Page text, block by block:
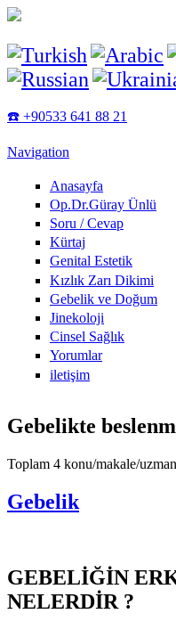
Ana içeriğe atla
☎️ +90533 641 88 21
Navigation
Anasayfa
Op.Dr.Güray Ünlü
Soru / Cevap
Kürtaj
Genital Estetik
Kızlık Zarı Dikimi
Gebelik ve Doğum
Jinekoloji
Cinsel Sağlık
Yorumlar
iletişim
Gebelikte
Toplam 4 konu/makale/
Gebelik
GEBELİĞİN
NELERDİR ?